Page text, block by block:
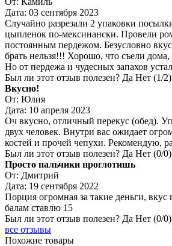
Дата: 03 сентября 2023
Случайно разрезали 2 упаковки
цыпленок по-мексинански. Провели
постоянным пердежом. Безусловно
брать нельзя!!! Хорошо, что съели дома,
Но от пердежа и чудесных запахов
Был ли этот отзыв полезен? Да Нет (1/2)
Вкусно!
От: Юлия
Дата: 10 апреля 2023
Оч вкусно, отличный перекус (обед).
двух человек. Внутри вас ожидает
костей и прочей чепухи. Рекомендую,
Был ли этот отзыв полезен? Да Нет (0/0)
Просто пальчики проглотишь
От: Дмитрий
Дата: 19 сентября 2022
Порция огромная за такие деньги,
балам ставлю 15
Был ли этот отзыв полезен? Да Нет (0/0)
все отзывы
Похожие товары